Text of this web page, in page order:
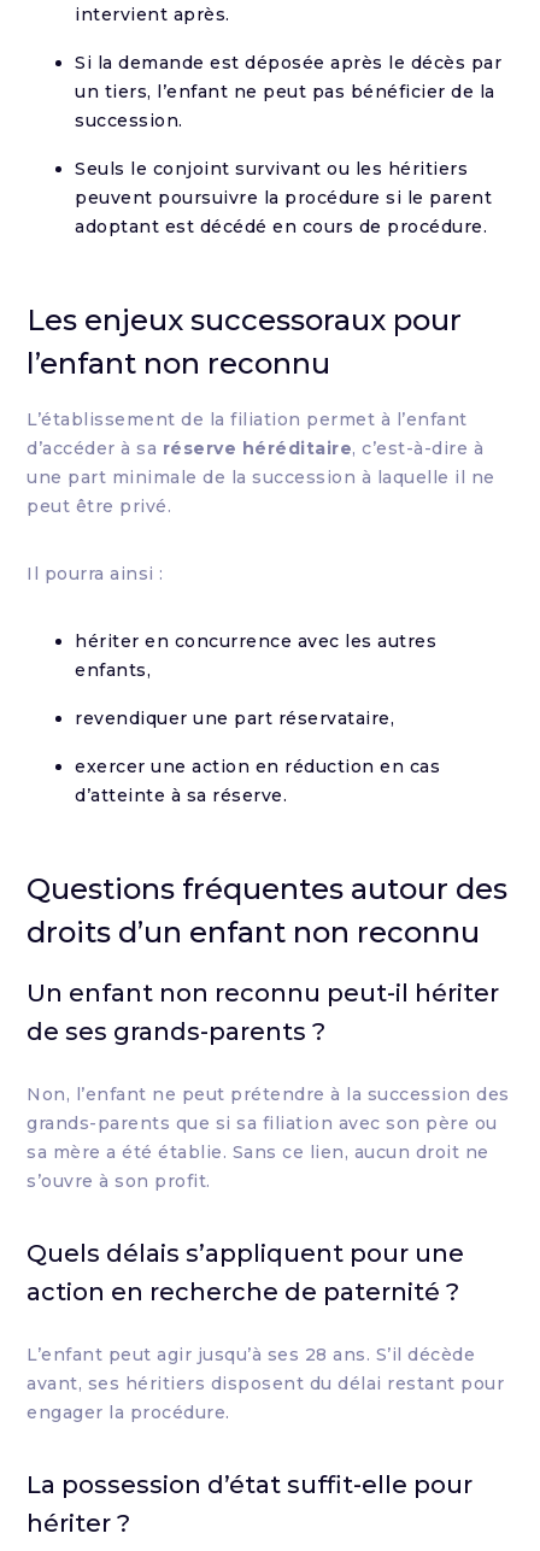
intervient après.
Si la demande est déposée après le décès par
un tiers, l’enfant ne peut pas bénéficier de la
succession.
Seuls le conjoint survivant ou les héritiers
peuvent poursuivre la procédure si le parent
adoptant est décédé en cours de procédure.
Les enjeux successoraux pour
l’enfant non reconnu
L’établissement de la filiation permet à l’enfant
d’accéder à sa réserve héréditaire, c’est-à-dire à
une part minimale de la succession à laquelle il ne
peut être privé.
Il pourra ainsi :
hériter en concurrence avec les autres
enfants,
revendiquer une part réservataire,
exercer une action en réduction en cas
d’atteinte à sa réserve.
Questions fréquentes autour des
droits d’un enfant non reconnu
Un enfant non reconnu peut-il hériter
de ses grands-parents ?
Non, l’enfant ne peut prétendre à la succession des
grands-parents que si sa filiation avec son père ou
sa mère a été établie. Sans ce lien, aucun droit ne
s’ouvre à son profit.
Quels délais s’appliquent pour une
action en recherche de paternité ?
L’enfant peut agir jusqu’à ses 28 ans. S’il décède
avant, ses héritiers disposent du délai restant pour
engager la procédure.
La possession d’état suffit-elle pour
hériter ?